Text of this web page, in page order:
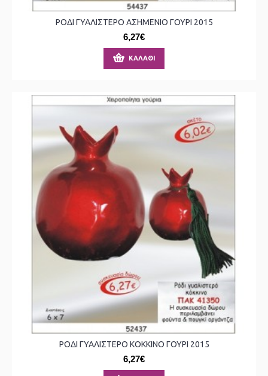
ΡΟΔΙ ΓΥΑΛΙΣΤΕΡΟ ΑΣΗΜΕΝΙΟ ΓΟΥΡΙ 2015
6,27€
ΚΑΛΆΘΙ
ΡΟΔΙ ΓΥΑΛΙΣΤΕΡΟ ΚΟΚΚΙΝΟ ΓΟΥΡΙ 2015
6,27€